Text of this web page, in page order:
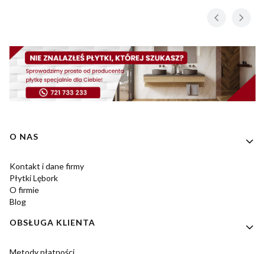
Linki w stopce
O NAS
Kontakt i dane firmy
Płytki Lębork
O firmie
Blog
OBSŁUGA KLIENTA